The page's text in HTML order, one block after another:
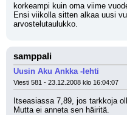
korkeampi kuin oma viime
Ensi viikolla sitten alkaa uusi
arvostelutaulukko.
samppali
Uusin Aku Ankka -lehti
Viesti 581 - 23.12.2008 klo 16:04:07
Itseasiassa 7,89, jos tarkkoja
Mutta ei anneta sen häiritä.